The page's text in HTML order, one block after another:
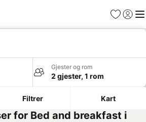
Favoritter
Logg
Gjester og rom
2 gjester, 1 rom
Filtrer Kart
for Bed and breakfast i